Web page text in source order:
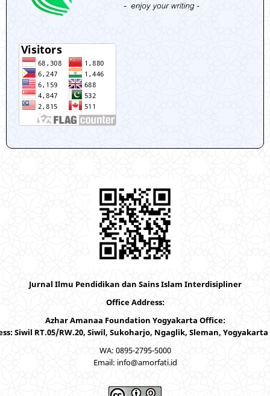
Jurnal Ilmu Pendidikan dan Sains Islam Interdisipliner
Office Address:
Azhar Amanaa Foundation Yogyakarta Office:
Siwil RT.05/RW.20, Siwil, Sukoharjo, Ngaglik, Sleman, Yogyakarta
WA: 0895-2795-5000
Email: info@amorfati.id